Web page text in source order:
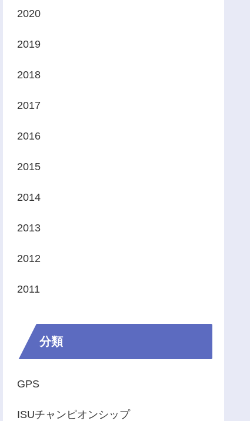
2020
2019
2018
2017
2016
2015
2014
2013
2012
2011
分類
GPS
ISUチャンピオンシップ